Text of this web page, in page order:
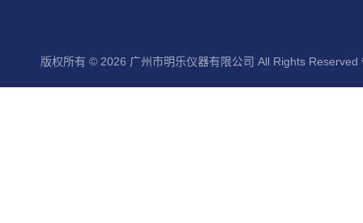
版权所有 © 2026 广州市明乐仪器有限公司 All Rights Reserved